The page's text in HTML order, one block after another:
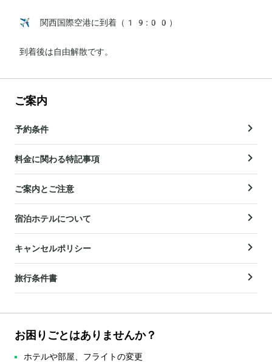
✈️ 関西国際空港に到着（19:00）
到着後は自由解散です。
ご案内
予約条件
料金に関わる特記事項
ご案内とご注意
宿泊ホテルについて
キャンセルポリシー
旅行条件書
お困りごとはありませんか？
ホテルや部屋、フライトの変更